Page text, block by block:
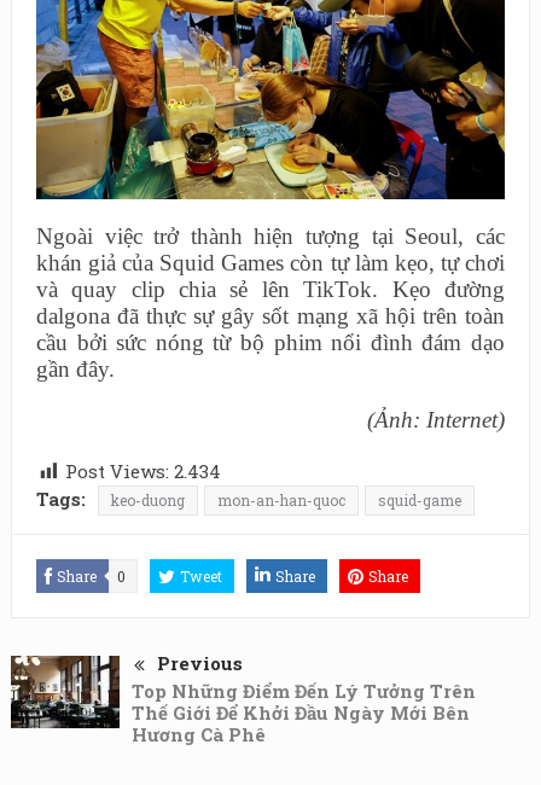
Ngoài việc trở thành hiện tượng tại Seoul, các
khán giả của Squid Games còn tự làm kẹo, tự chơi
và quay clip chia sẻ lên TikTok. Kẹo đường
dalgona đã thực sự gây sốt mạng xã hội trên toàn
cầu bởi sức nóng từ bộ phim nổi đình đám dạo
gần đây.
(Ảnh: Internet)
Post Views: 2.434
Tags:
keo-duong mon-an-han-quoc squid-game
Share 0 Tweet Share Share
Previous
Top Những Điểm Đến Lý Tưởng Trên
Thế Giới Để Khởi Đầu Ngày Mới Bên
Hương Cà Phê